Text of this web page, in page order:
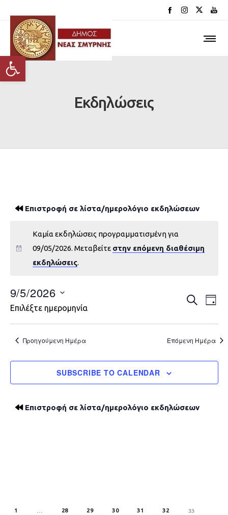
Ανοίξτε τη γραμμή εργαλείων
Εκδηλώσεις
Επιστροφή σε λίστα/ημερολόγιο εκδηλώσεων
Καμία εκδηλώσεις προγραμματισμένη για
09/05/2026. Μεταβείτε στην επόμενη διαθέσιμη
εκδηλώσεις.
Search
and
Views
DAY
9/5/2026
Επιλέξτε ημερομηνία
Προηγούμενη Ημέρα Επόμενη Ημέρα
SUBSCRIBE TO CALENDAR
Επιστροφή σε λίστα/ημερολόγιο εκδηλώσεων
1 … 28 29 30 31 32 33